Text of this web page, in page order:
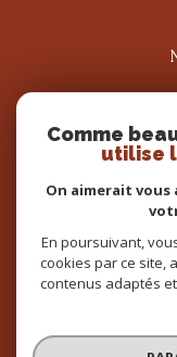
Comme
utilise
On aimerait
En poursuivant,
cookies par ce site,
contenus adaptés